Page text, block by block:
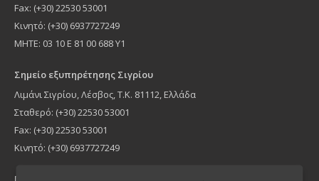
Fax: (+30) 22530 53001
Κινητό: (+30) 6937727249
ΜΗΤΕ: 03 10 Ε 81 00 688 Υ1
Σημείο εξυπηρέτησης Σιγρίου
Λιμάνι Σιγρίου, Λέσβος, Τ.Κ. 81112, Ελλάδα
Σταθερό: (+30) 22530 53001
Fax: (+30) 22530 53001
Κινητό: (+30) 6937727249